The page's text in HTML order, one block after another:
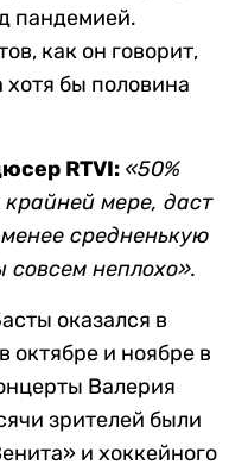
пандемией.
как он говорит,
хотя бы половина
RTVI: «50%
крайней мере, даст
средненькую
неплохо».
оказался в
октябре и ноябре в
Валерия
зрителей были
и хоккейного